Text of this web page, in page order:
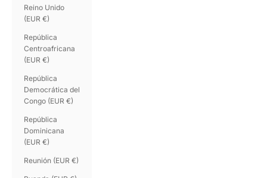
Reino Unido
(EUR €)
República
Centroafricana
(EUR €)
República
Democrática del
Congo (EUR €)
República
Dominicana
(EUR €)
Reunión (EUR €)